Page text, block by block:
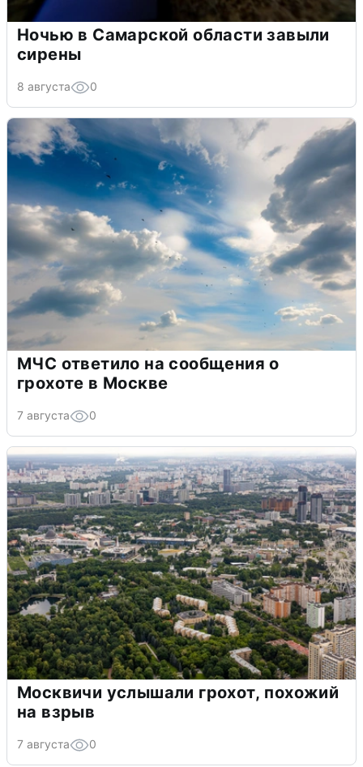
Ночью в Самарской области завыли
сирены
8 августа 0
МЧС ответило на сообщения о
грохоте в Москве
7 августа 0
Москвичи услышали грохот, похожий
на взрыв
7 августа 0